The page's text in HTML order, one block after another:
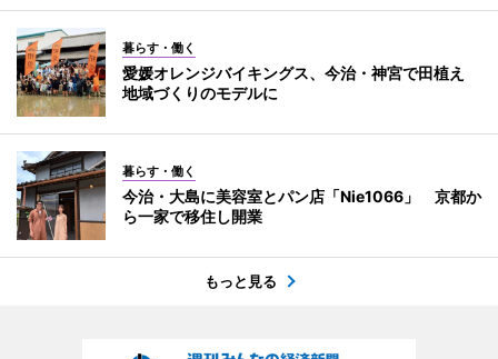
暮らす・働く
愛媛オレンジバイキングス、今治・神宮で田植え
地域づくりのモデルに
暮らす・働く
今治・大島に美容室とパン店「Nie1066」 京都か
ら一家で移住し開業
もっと見る